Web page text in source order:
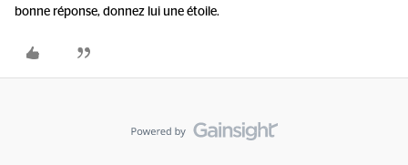
bonne réponse, donnez lui une étoile.